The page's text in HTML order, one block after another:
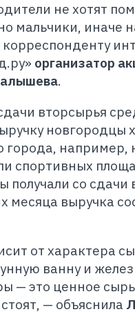
не хотят
мальчики, иначе
организатор
.
вторсырья
новгородцы
города, например,
спортивных
получали со сдачи
месяца выручка
от характера
ванну и
— это ценное
— объяснила